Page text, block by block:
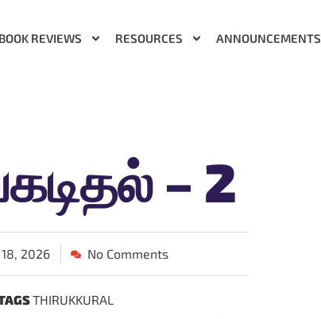
BOOK REVIEWS RESOURCES ANNOUNCEMENTS
– 2
2026 No Comments
THIRUKKURAL